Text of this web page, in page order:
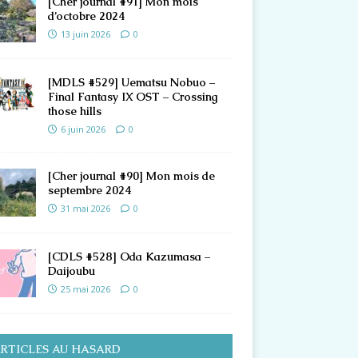
d’octobre 2024
13 juin 2026 0
[MDLS #529] Uematsu Nobuo –
Final Fantasy IX OST – Crossing
those hills
6 juin 2026 0
[Cher journal #90] Mon mois de
septembre 2024
31 mai 2026 0
[CDLS #528] Oda Kazumasa –
Daijoubu
25 mai 2026 0
AU HASARD